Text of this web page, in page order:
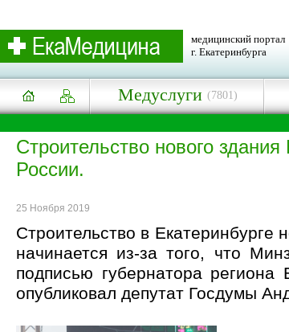
медицинский портал
г. Екатеринбурга
Медуслуги (7801)
Строительство нового
России.
25 Ноября 2019
Строительство в
начинается из-за того, что
подписью губернатора
опубликовал депутат Госдумы